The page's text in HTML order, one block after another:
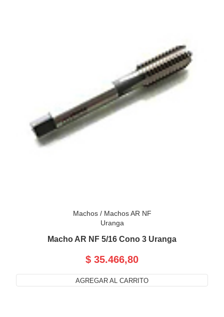
Machos/ Machos AR NF
Uranga
Macho AR NF 5/16 Cono 3 Uranga
$ 35.466,80
AGREGAR AL CARRITO